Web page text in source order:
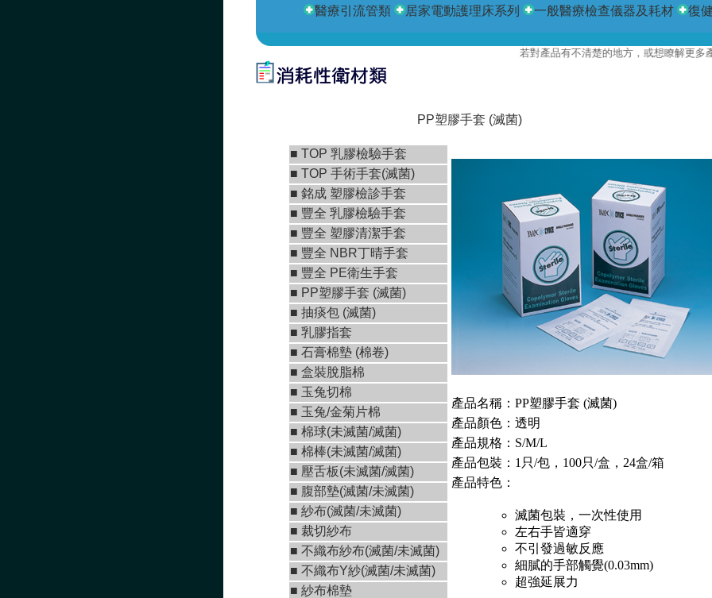
醫療引流管類 居家電動護理床系列 一般醫療檢查儀器及耗材 復
若對產品有不清楚的地方，或想瞭解更多產品資
PP塑膠手套 (滅菌)
■ TOP 乳膠檢驗手套
■ TOP 手術手套(滅菌)
■ 銘成 塑膠檢診手套
■ 豐全 乳膠檢驗手套
■ 豐全 塑膠清潔手套
■ 豐全 NBR丁晴手套
■ 豐全 PE衛生手套
■ PP塑膠手套 (滅菌)
■ 抽痰包 (滅菌)
■ 乳膠指套
■ 石膏棉墊 (棉卷)
■ 盒裝脫脂棉
■ 玉兔切棉
■ 玉兔/金菊片棉
■ 棉球(未滅菌/滅菌)
■ 棉棒(未滅菌/滅菌)
■ 壓舌板(未滅菌/滅菌)
■ 腹部墊(滅菌/未滅菌)
■ 紗布(滅菌/未滅菌)
■ 裁切紗布
■ 不織布紗布(滅菌/未滅菌)
■ 不織布Y紗(滅菌/未滅菌)
■ 紗布棉墊
產品名稱：PP塑膠手套 (滅菌)
產品顏色：透明
產品規格：S/M/L
產品包裝：1只/包，100只/盒，24盒/箱
產品特色：
滅菌包裝，一次性使用
左右手皆適穿
不引發過敏反應
細膩的手部觸覺(0.03mm)
超強延展力